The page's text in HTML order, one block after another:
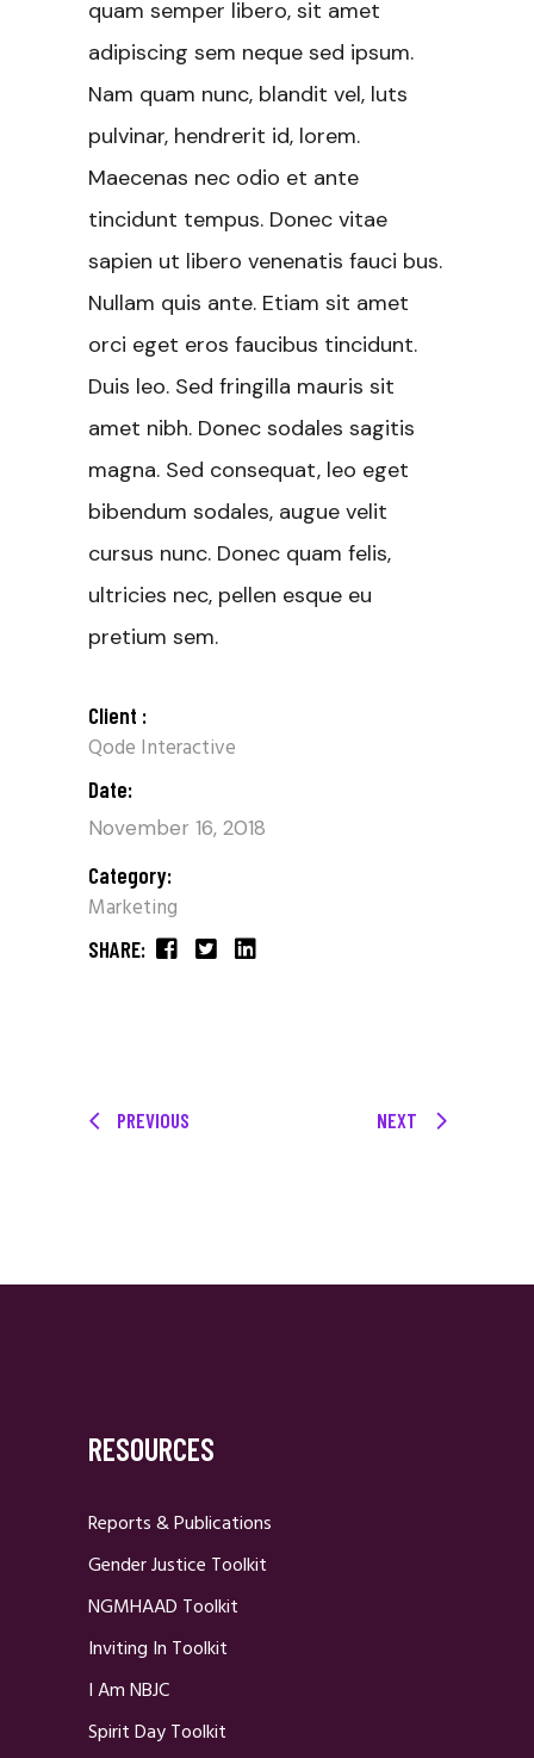
quam semper libero, sit amet
adipiscing sem neque sed ipsum.
Nam quam nunc, blandit vel, luts
pulvinar, hendrerit id, lorem.
Maecenas nec odio et ante
tincidunt tempus. Donec vitae
sapien ut libero venenatis fauci bus.
Nullam quis ante. Etiam sit amet
orci eget eros faucibus tincidunt.
Duis leo. Sed fringilla mauris sit
amet nibh. Donec sodales sagitis
magna. Sed consequat, leo eget
bibendum sodales, augue velit
cursus nunc. Donec quam felis,
ultricies nec, pellen esque eu
pretium sem.
Client :
Qode Interactive
Date:
November 16, 2018
Category:
Marketing
SHARE:
PREVIOUS NEXT
RESOURCES
Reports & Publications
Gender Justice Toolkit
NGMHAAD Toolkit
Inviting In Toolkit
I Am NBJC
Spirit Day Toolkit